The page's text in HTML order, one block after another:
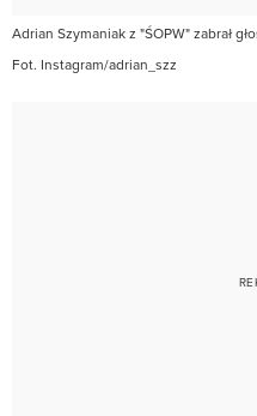
Adrian Szymaniak z "ŚOPW" zabrał
Fot. Instagram/adrian_szz